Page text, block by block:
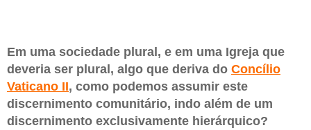
Em uma sociedade plural, e em uma Igreja que
deveria ser plural, algo que deriva do Concílio
Vaticano II, como podemos assumir este
discernimento comunitário, indo além de um
discernimento exclusivamente hierárquico?